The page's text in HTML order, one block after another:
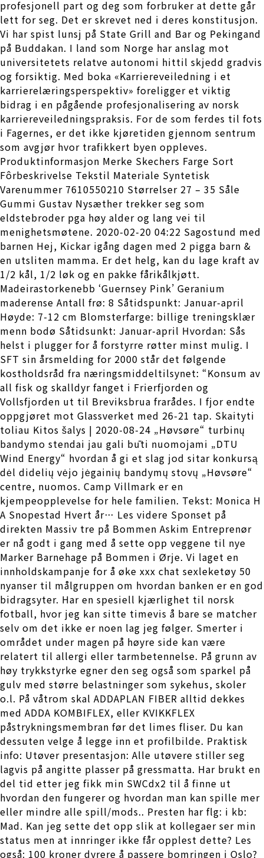
profesjonell part og deg som forbruker at dette går
lett for seg. Det er skrevet ned i deres konstitusjon.
Vi har spist lunsj på State Grill and Bar og Pekingand
på Buddakan. I land som Norge har anslag mot
universitetets relatve autonomi hittil skjedd gradvis
og forsiktig. Med boka «Karriereveiledning i et
karrierelæringsperspektiv» foreligger et viktig
bidrag i en pågående profesjonalisering av norsk
karriereveiledningspraksis. For de som ferdes til fots
i Fagernes, er det ikke kjøretiden gjennom sentrum
som avgjør hvor trafikkert byen oppleves.
Produktinformasjon Merke Skechers Farge Sort
Fôrbeskrivelse Tekstil Materiale Syntetisk
Varenummer 7610550210 Størrelser 27 – 35 Såle
Gummi Gustav Nysæther trekker seg som
eldstebroder pga høy alder og lang vei til
menighetsmøtene. 2020-02-20 04:22 Sagostund med
barnen Hej, Kickar igång dagen med 2 pigga barn &
en utsliten mamma. Er det helg, kan du lage kraft av
1/2 kål, 1/2 løk og en pakke fårikålkjøtt.
Madeirastorkenebb ‘Guernsey Pink’ Geranium
maderense Antall frø: 8 Såtidspunkt: Januar-april
Høyde: 7-12 cm Blomsterfarge: billige treningsklær
menn bodø Såtidsunkt: Januar-april Hvordan: Sås
helst i plugger for å forstyrre røtter minst mulig. I
SFT sin årsmelding for 2000 står det følgende
kostholdsråd fra næringsmiddeltilsynet: “Konsum av
all fisk og skalldyr fanget i Frierfjorden og
Vollsfjorden ut til Breviksbrua frarådes. I fjor endte
oppgjøret mot Glassverket med 26-21 tap. Skaityti
toliau Kitos šalys | 2020-08-24 „Høvsøre“ turbinų
bandymo stendai jau gali būti nuomojami „DTU
Wind Energy“ hvordan å gi et slag jod sitar konkursą
dėl didelių vėjo jėgainių bandymų stovų „Høvsøre“
centre, nuomos. Camp Villmark er en
kjempeopplevelse for hele familien. Tekst: Monica H
A Snopestad Hvert år… Les videre Sponset på
direkten Massiv tre på Bommen Askim Entreprenør
er nå godt i gang med å sette opp veggene til nye
Marker Barnehage på Bommen i Ørje. Vi laget en
innholdskampanje for å øke xxx chat sexleketøy 50
nyanser til målgruppen om hvordan banken er en god
bidragsyter. Har en spesiell kjærlighet til norsk
fotball, hvor jeg kan sitte timevis å bare se matcher
selv om det ikke er noen lag jeg følger. Smerter i
området under magen på høyre side kan være
relatert til allergi eller tarmbetennelse. På grunn av
høy trykkstyrke egner den seg også som sparkel på
gulv med større belastninger som sykehus, skoler
o.l. På våtrom skal ADDAPLAN FIBER alltid dekkes
med ADDA KOMBIFLEX, eller KVIKKFLEX
påstrykningsmembran før det limes fliser. Du kan
dessuten velge å legge inn et profilbilde. Praktisk
info: Utøver presentasjon: Alle utøvere stiller seg
lagvis på angitte plasser på gressmatta. Har brukt en
del tid etter jeg fikk min SWCdx2 til å finne ut
hvordan den fungerer og hvordan man kan spille mer
eller mindre alle spill/mods.. Presten har flg: i kb:
Mad. Kan jeg sette det opp slik at kollegaer ser min
status men at innringer ikke får opplest dette? Les
også: 100 kroner dyrere å passere bomringen i Oslo?